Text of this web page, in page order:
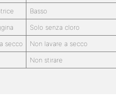
Basso
Solo senza cloro
secco Non lavare a secco
Non stirare